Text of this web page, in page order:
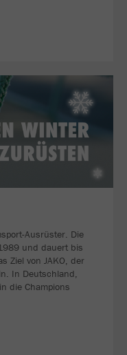
Ausrüster. Die
und dauert bis
Ziel von JAKO, der
In Deutschland,
die Champions